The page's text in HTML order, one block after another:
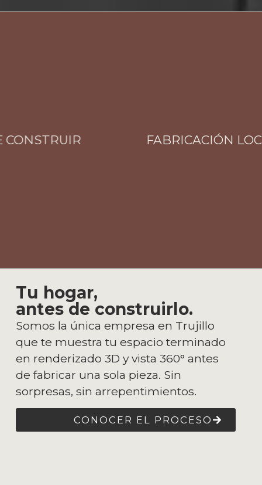
FABRICACIÓN
Tu hogar,
antes de construirlo.
Somos la única empresa en Trujillo
que te muestra tu espacio terminado
en renderizado 3D y vista 360° antes
de fabricar una sola pieza. Sin
sorpresas, sin arrepentimientos.
CONOCER EL PROCESO